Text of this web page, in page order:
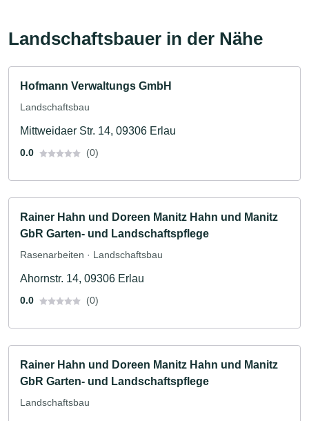
Landschaftsbauer in der Nähe
Hofmann Verwaltungs GmbH
Landschaftsbau
Mittweidaer Str. 14, 09306 Erlau
0.0 (0)
Rainer Hahn und Doreen Manitz Hahn und Manitz
GbR Garten- und Landschaftspflege
Rasenarbeiten · Landschaftsbau
Ahornstr. 14, 09306 Erlau
0.0 (0)
Rainer Hahn und Doreen Manitz Hahn und Manitz
GbR Garten- und Landschaftspflege
Landschaftsbau